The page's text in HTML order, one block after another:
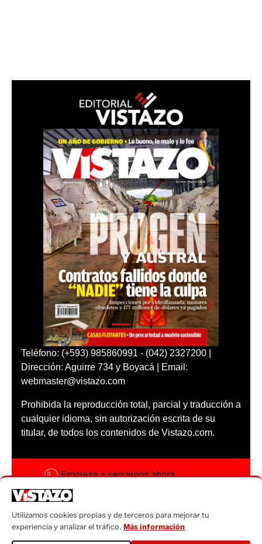
Teléfono: (+593) 985860991 - (042) 2327200 |
Dirección: Aguirre 734 y Boyacá | Email:
webmaster@vistazo.com
Prohibida la reproducción total, parcial y traducción a
cualquier idioma, sin autorización escrita de su
titular, de todos los contenidos de Vistazo.com.
Empieza a seguirnos ahora
Código ética
Sugerencias a:
Utilizamos cookies propias y de terceros para mejorar tu
experiencia y analizar el tráfico. Más información